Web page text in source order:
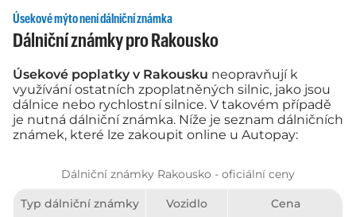
Úsekové mýto není dálniční známka
Dálniční známky pro Rakousko
Úsekové poplatky v Rakousku neopravňují k
využívání ostatních zpoplatněných silnic, jako jsou
dálnice nebo rychlostní silnice. V takovém případě
je nutná dálniční známka. Níže je seznam dálničních
známek, které lze zakoupit online u Autopay:
Dálniční známky Rakousko - oficiální ceny
Typ dálniční známky Vozidlo Cena